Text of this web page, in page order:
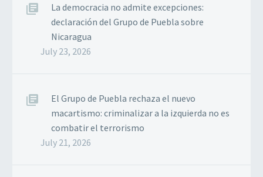
La democracia no admite excepciones:
declaración del Grupo de Puebla sobre
Nicaragua
July 23, 2026
El Grupo de Puebla rechaza el nuevo
macartismo: criminalizar a la izquierda no es
combatir el terrorismo
July 21, 2026